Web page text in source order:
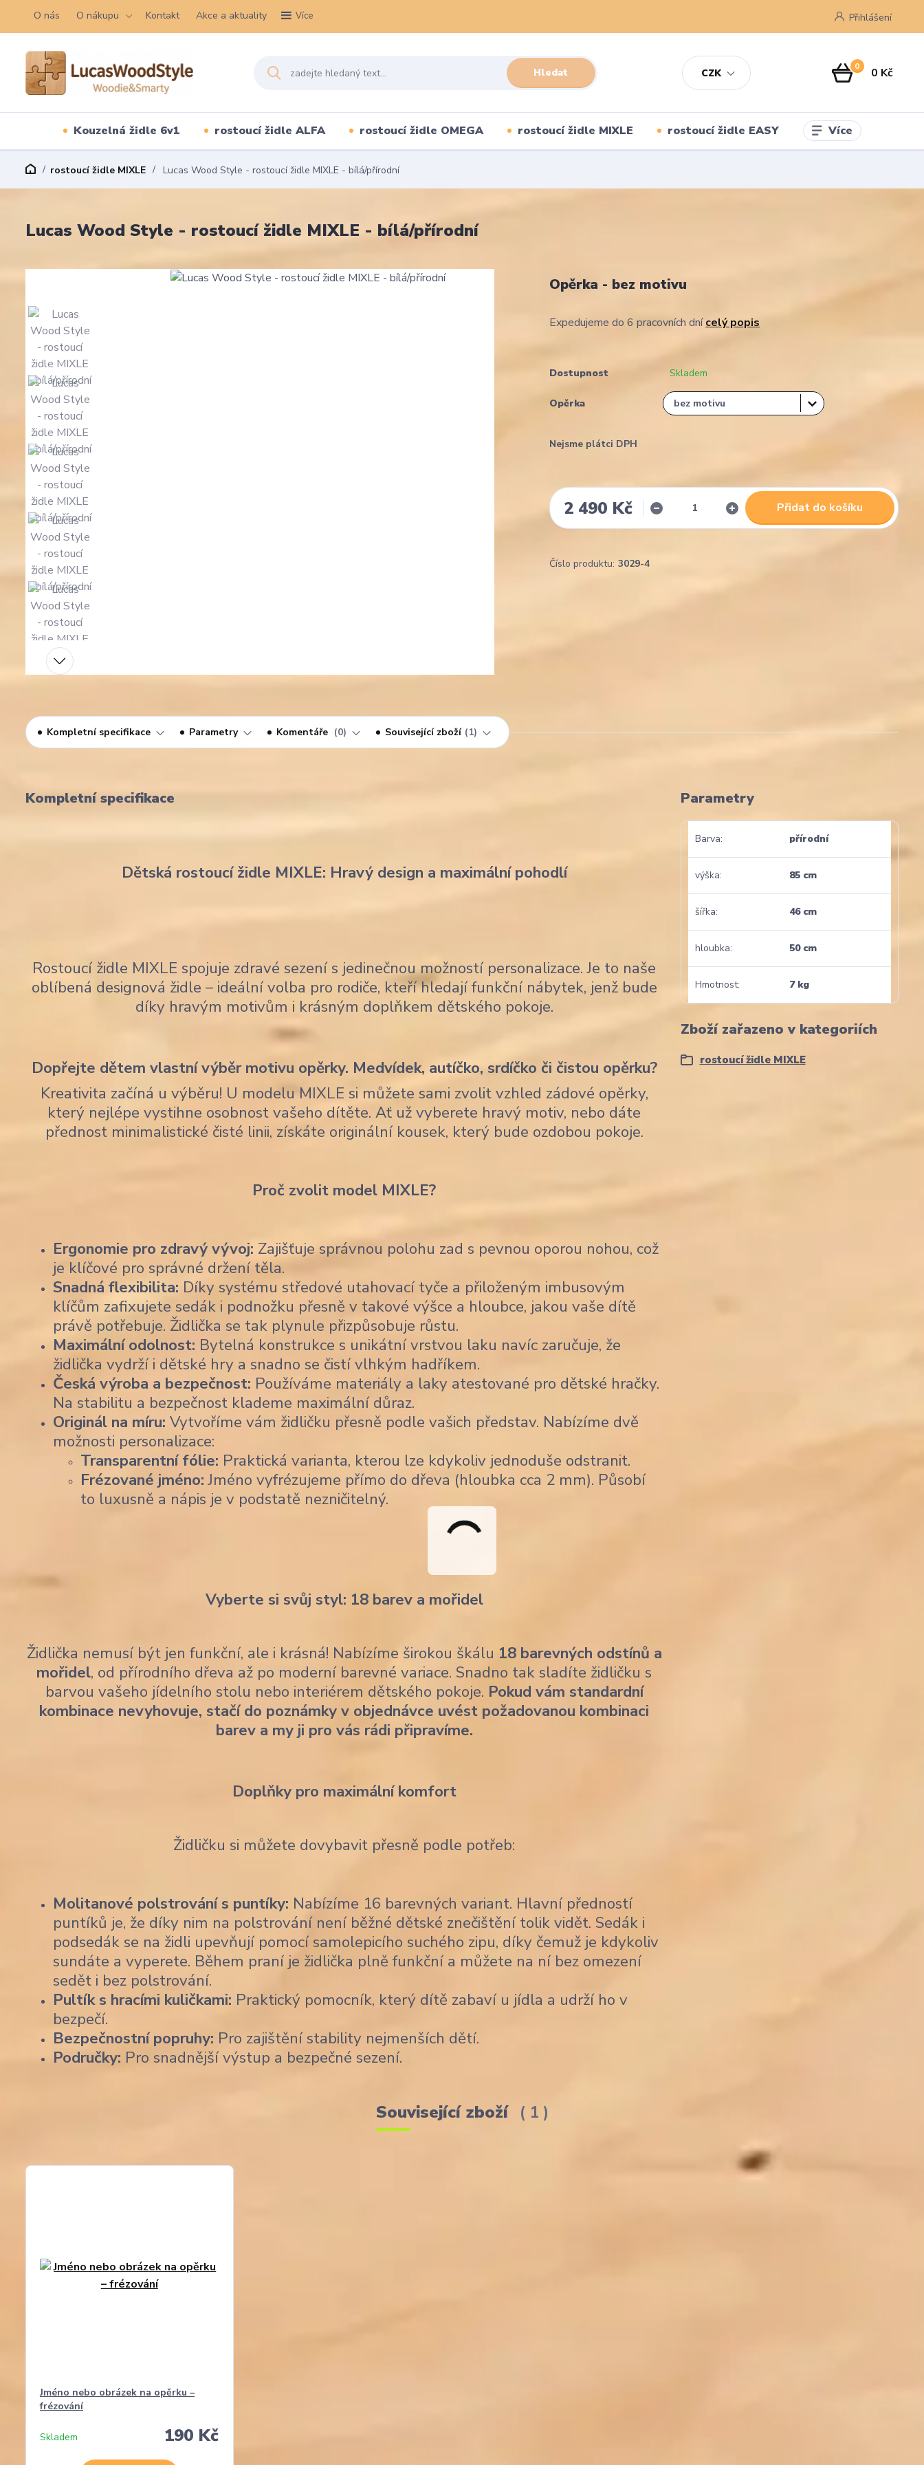
O nás O nákupu Kontakt Akce a aktuality Více
CZK
Přihlášení
Hledat 0 0 Kč
Kouzelná židle 6v1 rostoucí židle ALFA rostoucí židle OMEGA rostoucí židle MIXLE rostoucí židle EASY Více
rostoucí židle MIXLE Lucas Wood Style - rostoucí židle MIXLE - bílá/přírodní
Lucas Wood Style - rostoucí židle MIXLE - bílá/přírodní
Opěrka - bez motivu
Expedujeme do 6 pracovních dnícelý popis
Dostupnost Skladem
Opěrka
Nejsme plátci DPH
2 490 Kč Přidat do košíku
Číslo produktu: 3029-4
Kompletní specifikace Parametry Komentáře 0 Související zboží 1
Kompletní specifikace
Dětská rostoucí židle MIXLE: Hravý design a maximální pohodlí
Rostoucí židle MIXLE spojuje zdravé sezení s jedinečnou možností personalizace. Je to naše
oblíbená designová židle – ideální volba pro rodiče, kteří hledají funkční nábytek, jenž bude
díky hravým motivům i krásným doplňkem dětského pokoje.
Dopřejte dětem vlastní výběr motivu opěrky. Medvídek, autíčko, srdíčko či čistou opěrku?
Kreativita začíná u výběru! U modelu MIXLE si můžete sami zvolit vzhled zádové opěrky,
který nejlépe vystihne osobnost vašeho dítěte. Ať už vyberete hravý motiv, nebo dáte
přednost minimalistické čisté linii, získáte originální kousek, který bude ozdobou pokoje.
Proč zvolit model MIXLE?
Ergonomie pro zdravý vývoj: Zajišťuje správnou polohu zad s pevnou oporou nohou, což
je klíčové pro správné držení těla.
Snadná flexibilita: Díky systému středové utahovací tyče a přiloženým imbusovým
klíčům zafixujete sedák i podnožku přesně v takové výšce a hloubce, jakou vaše dítě
právě potřebuje. Židlička se tak plynule přizpůsobuje růstu.
Maximální odolnost: Bytelná konstrukce s unikátní vrstvou laku navíc zaručuje, že
židlička vydrží i dětské hry a snadno se čistí vlhkým hadříkem.
Česká výroba a bezpečnost: Používáme materiály a laky atestované pro dětské hračky.
Na stabilitu a bezpečnost klademe maximální důraz.
Originál na míru: Vytvoříme vám židličku přesně podle vašich představ. Nabízíme dvě
možnosti personalizace:
Transparentní fólie: Praktická varianta, kterou lze kdykoliv jednoduše odstranit.
Frézované jméno:Jméno vyfrézujeme přímo do dřeva (hloubka cca 2 mm). Působí
to luxusně a nápis je v podstatě nezničitelný.
Vyberte si svůj styl: 18 barev a mořidel
Židlička nemusí být jen funkční, ale i krásná! Nabízíme širokou škálu 18 barevných odstínů a
mořidel, od přírodního dřeva až po moderní barevné variace. Snadno tak sladíte židličku s
barvou vašeho jídelního stolu nebo interiérem dětského pokoje. Pokud vám standardní
kombinace nevyhovuje, stačí do poznámky v objednávce uvést požadovanou kombinaci
barev a my ji pro vás rádi připravíme.
Doplňky pro maximální komfort
Židličku si můžete dovybavit přesně podle potřeb:
Molitanové polstrování s puntíky: Nabízíme 16 barevných variant. Hlavní předností
puntíků je, že díky nim na polstrování není běžné dětské znečištění tolik vidět. Sedák i
podsedák se na židli upevňují pomocí samolepicího suchého zipu, díky čemuž je kdykoliv
sundáte a vyperete. Během praní je židlička plně funkční a můžete na ní bez omezení
sedět i bez polstrování.
Pultík s hracími kuličkami: Praktický pomocník, který dítě zabaví u jídla a udrží ho v
bezpečí.
Bezpečnostní popruhy: Pro zajištění stability nejmenších dětí.
Područky: Pro snadnější výstup a bezpečné sezení.
Parametry
Barva přírodní
výška 85 cm
šířka 46 cm
hloubka 50 cm
Hmotnost 7 kg
Zboží zařazeno v kategoriích
rostoucí židle MIXLE
Související zboží 1
Jméno nebo obrázek na opěrku –
frézování
190 Kč
Skladem